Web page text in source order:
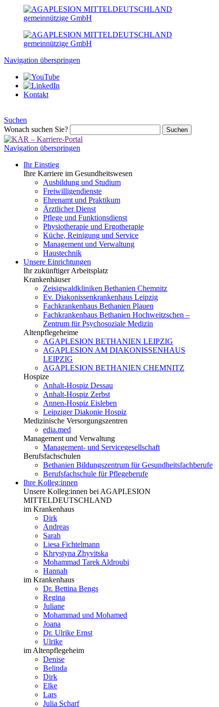
Navigation überspringen
Kontakt
Suchen
Wonach suchen Sie?
Suchen
Navigation überspringen
Ihr Einstieg
Ihre Karriere im Gesundheitswesen
Ausbildung und Studium
Freiwilligendienste
Ehrenamt und Praktikum
Ärztlicher Dienst
Pflege und Funktionsdienst
Physiotherapie und Ergotherapie
Küche, Reinigung und Service
Management und Verwaltung
Haustechnik
Unsere Einrichtungen
Ihr zukünftiger Arbeitsplatz
Krankenhäuser
Zeisigwaldkliniken Bethanien Chemnitz
Ev. Diakonissenkrankenhaus Leipzig
Fachkrankenhaus Bethanien Plauen
Fachkrankenhaus Bethanien Hochweitzschen –
Zentrum für Psychosoziale Medizin
Altenpflegeheime
AGAPLESION BETHANIEN LEIPZIG
AGAPLESION AM DIAKONISSENHAUS
LEIPZIG
AGAPLESION BETHANIEN CHEMNITZ
Hospize
Anhalt-Hospiz Dessau
Anhalt-Hospiz Zerbst
Annen-Hospiz Eisleben
Leipziger Diakonie Hospiz
Medizinische Versorgungszentren
edia.med
Management und Verwaltung
Management- und Servicegesellschaft
Berufsfachschulen
Bethanien Bildungszentrum für Gesundheitsfachberufe
Berufsfachschule für Pflegeberufe
Ihre Kolleg:innen
Unsere Kolleg:innen bei AGAPLESION
MITTELDEUTSCHLAND
im Krankenhaus
Dirk
Andreas
Sarah
Liesa Fichtelmann
Khrystyna Zhyvitska
Mohammad Tarek Aldroubi
Hannah
im Krankenhaus
Dr. Bettina Bengs
Regina
Juliane
Mohammad und Mohamed
Joana
Dr. Ulrike Ernst
Ulrike
im Altenpflegeheim
Denise
Belinda
Dirk
Elke
Lars
Julia Scharf